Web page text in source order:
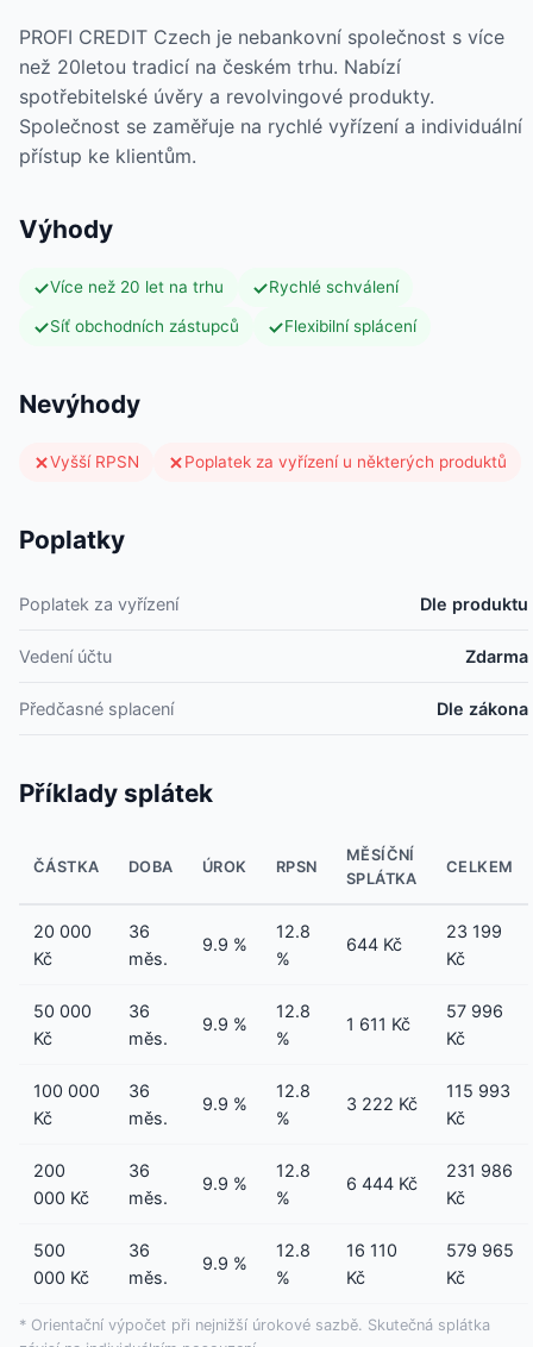
PROFI CREDIT Czech je nebankovní společnost s více
než 20letou tradicí na českém trhu. Nabízí
spotřebitelské úvěry a revolvingové produkty.
Společnost se zaměřuje na rychlé vyřízení a individuální
přístup ke klientům.
Výhody
Více než 20 let na trhu Rychlé schválení
Síť obchodních zástupců Flexibilní splácení
Nevýhody
Vyšší RPSN Poplatek za vyřízení u některých produktů
Poplatky
Poplatek za vyřízení Dle produktu
Vedení účtu Zdarma
Předčasné splacení Dle zákona
Příklady splátek
ČÁSTKA DOBA ÚROK RPSN
MĚSÍČNÍ
SPLÁTKA
CELKEM
20 000
Kč
36
měs.
9.9 %
12.8
%
644 Kč
23 199
Kč
50 000
Kč
36
měs.
9.9 %
12.8
%
1 611 Kč
57 996
Kč
100 000
Kč
36
měs.
9.9 %
12.8
%
3 222 Kč
115 993
Kč
200
000 Kč
36
měs.
9.9 %
12.8
%
6 444 Kč
231 986
Kč
500
000 Kč
36
měs.
9.9 %
12.8
%
16 110
Kč
579 965
Kč
* Orientační výpočet při nejnižší úrokové sazbě. Skutečná splátka